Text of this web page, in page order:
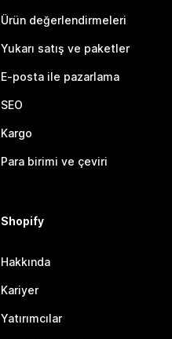
Ürün değerlendirmeleri
Yukarı satış ve paketler
E-posta ile pazarlama
SEO
Kargo
Para birimi ve çeviri
Shopify
Hakkında
Kariyer
Yatırımcılar